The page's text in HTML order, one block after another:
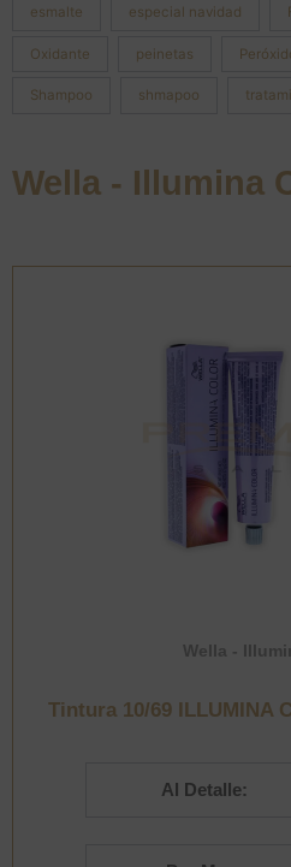
esmalte especial navidad
Oxidante peinetas
Shampoo shmapoo
Wella - Illumina
Wella -
Tintura 10/69 ILLUMINA
Al Detalle: